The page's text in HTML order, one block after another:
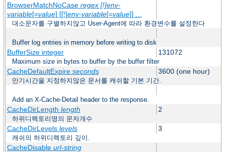
BrowserMatchNoCase regex [!]env-
variable[=value] [[!]env-variable[=value]] ...
대소문자를 구별하지않고 User-Agent에 따라 환경변수를 설정한다
Buffer log entries in memory before writing to disk
BufferSize integer 131072
Maximum size in bytes to buffer by the buffer filter
CacheDefaultExpire seconds 3600 (one hour)
만기시간을 지정하지않은 문서를 캐쉬할 기본 기간.
Add an X-Cache-Detail header to the response.
CacheDirLength length 2
하위디렉토리명의 문자개수
CacheDirLevels levels 3
캐쉬의 하위디렉토리 깊이.
CacheDisable url-string